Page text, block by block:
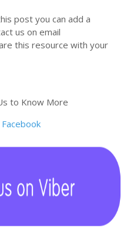
post you can add a
us on email
this resource with your
to Know More